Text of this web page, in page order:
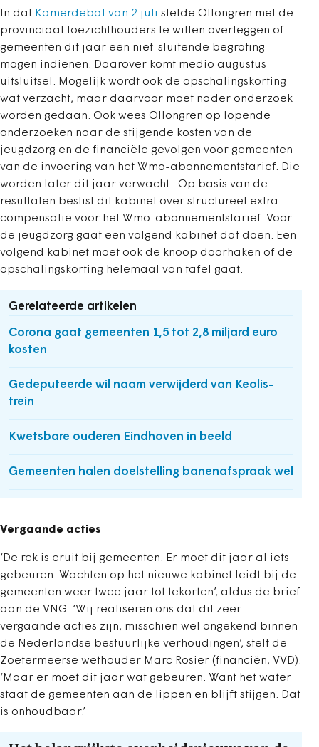
In dat Kamerdebat van 2 juli stelde Ollongren met de
provinciaal toezichthouders te willen overleggen of
gemeenten dit jaar een niet-sluitende begroting
mogen indienen. Daarover komt medio augustus
uitsluitsel. Mogelijk wordt ook de opschalingskorting
wat verzacht, maar daarvoor moet nader onderzoek
worden gedaan. Ook wees Ollongren op lopende
onderzoeken naar de stijgende kosten van de
jeugdzorg en de financiële gevolgen voor gemeenten
van de invoering van het Wmo-abonnementstarief. Die
worden later dit jaar verwacht. Op basis van de
resultaten beslist dit kabinet over structureel extra
compensatie voor het Wmo-abonnementstarief. Voor
de jeugdzorg gaat een volgend kabinet dat doen. Een
volgend kabinet moet ook de knoop doorhaken of de
opschalingskorting helemaal van tafel gaat.
Gerelateerde artikelen
Corona gaat gemeenten 1,5 tot 2,8 miljard euro
kosten
Gedeputeerde wil naam verwijderd van Keolis-
trein
Kwetsbare ouderen Eindhoven in beeld
Gemeenten halen doelstelling banenafspraak wel
Vergaande acties
‘De rek is eruit bij gemeenten. Er moet dit jaar al iets
gebeuren. Wachten op het nieuwe kabinet leidt bij de
gemeenten weer twee jaar tot tekorten’, aldus de brief
aan de VNG. ‘Wij realiseren ons dat dit zeer
vergaande acties zijn, misschien wel ongekend binnen
de Nederlandse bestuurlijke verhoudingen’, stelt de
Zoetermeerse wethouder Marc Rosier (financiën, VVD).
‘Maar er moet dit jaar wat gebeuren. Want het water
staat de gemeenten aan de lippen en blijft stijgen. Dat
is onhoudbaar.’